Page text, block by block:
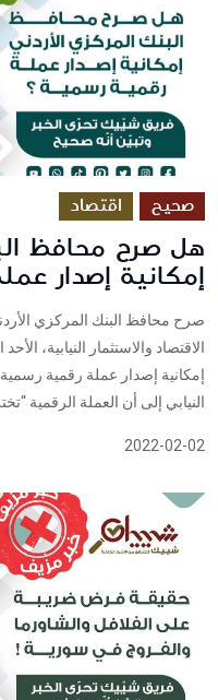
صحيح اقتصاد
هل صرح محافظ
إمكانية إصدار
صرح محافظ البنك المركزي
الاقتصاد والاستثمار النيابية،
إمكانية إصدار عملة رقمية
النيابي إلى أن العملة الرقمية
2022-02-02